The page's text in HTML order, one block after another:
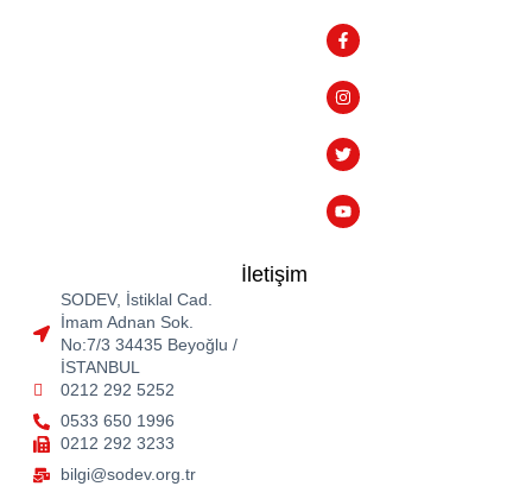
İletişim
SODEV, İstiklal Cad.
İmam Adnan Sok.
No:7/3 34435 Beyoğlu /
İSTANBUL
0212 292 5252
0533 650 1996
0212 292 3233
bilgi@sodev.org.tr